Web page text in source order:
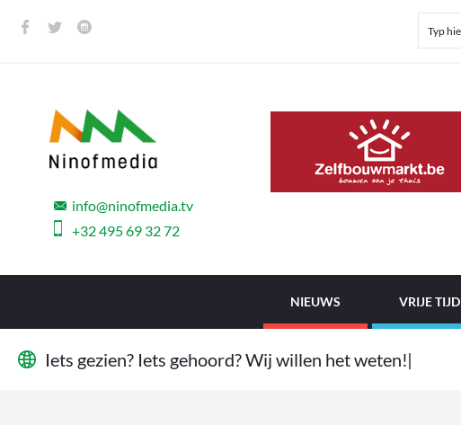
info@ninofmedia.tv
+32 495 69 32 72
NIEUWS VRIJE TIJD
Iets gezien? Iets gehoord?Wij willen hetweten!